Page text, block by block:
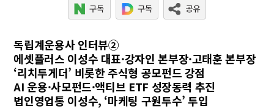
독립계운용사 인터뷰②
에셋플러스 이성수 대표·강자인 본부장·고태훈 본부장
‘리치투게더’ 비롯한 주식형 공모펀드 강점
AI 운용·사모펀드·액티브 ETF 성장동력 추진
법인영업통 이성수, ‘마케팅 구원투수’ 투입